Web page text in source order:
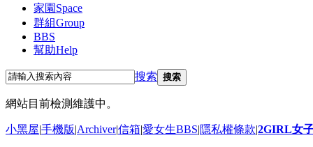
家園 Space
群組Group
BBS
幫助Help
搜索 搜索
網站目前檢測維護中。
小黑屋|手機版|Archiver|信箱|愛女生BBS|隱私權條款|2GIRL女